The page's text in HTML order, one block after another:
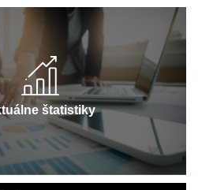
štatistiky